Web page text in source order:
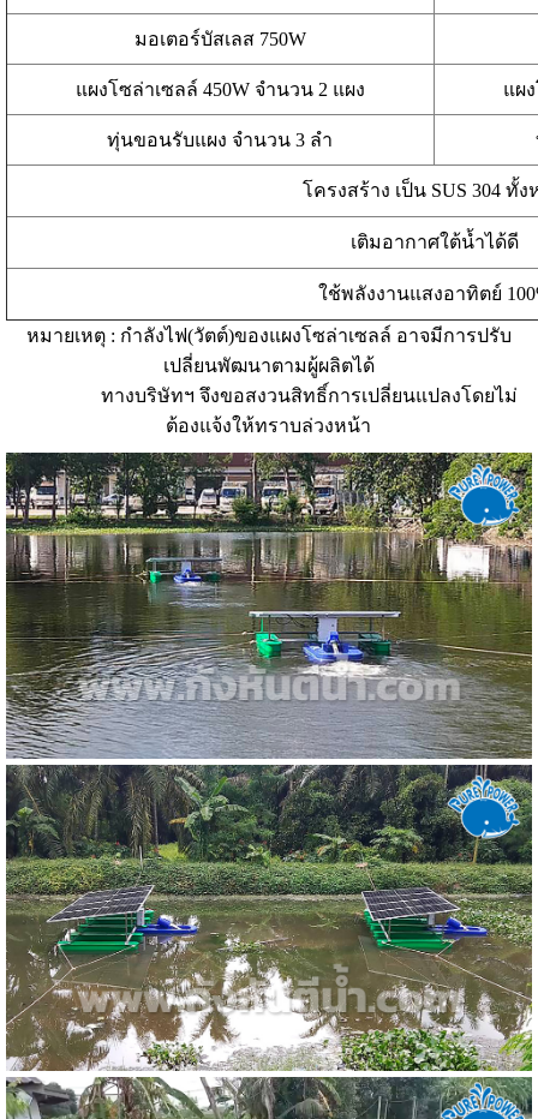
มอเตอร์บัสเลส 750W
แผงโซล่าเซลล์ 450W จำนวน 2 แผง แผง
ทุ่นขอนรับแผง จำนวน 3 ลำ
โครงสร้าง เป็น SUS 304 ทั้
เติมอากาศใต้น้ำได้ดี
ใช้พลังงานแสงอาทิตย์
หมายเหตุ : กำลังไฟ(วัตต์)ของแผงโซล่าเซลล์ อาจมีการปรับ
เปลี่ยนพัฒนาตามผู้ผลิตได้
ทางบริษัทฯ จึงขอสงวนสิทธิ์การเปลี่ยนแปลงโดยไม่
ต้องแจ้งให้ทราบล่วงหน้า